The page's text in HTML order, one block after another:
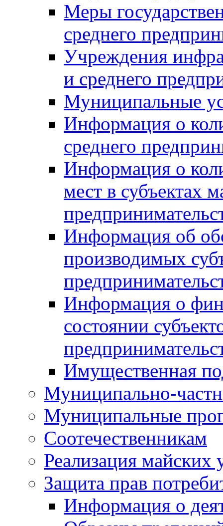
Меры
среднего
Учреждения
и среднего
Муниципальные
Информация о
среднего
Информация о
мест в субъектах
Информация об
производимых
Информация о
состоянии
Имущественная
Муниципально-
Муниципальные
Соотечественникам
Реализация майских
Защита прав
Информация о